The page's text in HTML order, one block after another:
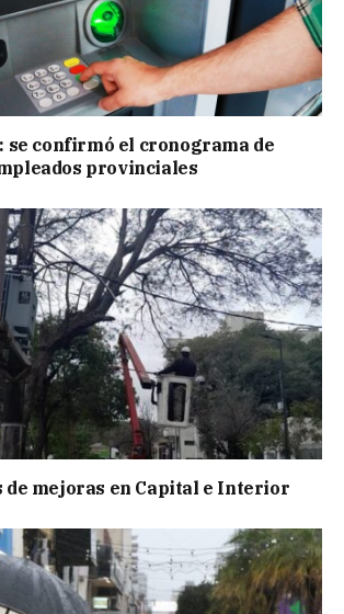
se confirmó el cronograma de
provinciales
de mejoras en Capital e Interior